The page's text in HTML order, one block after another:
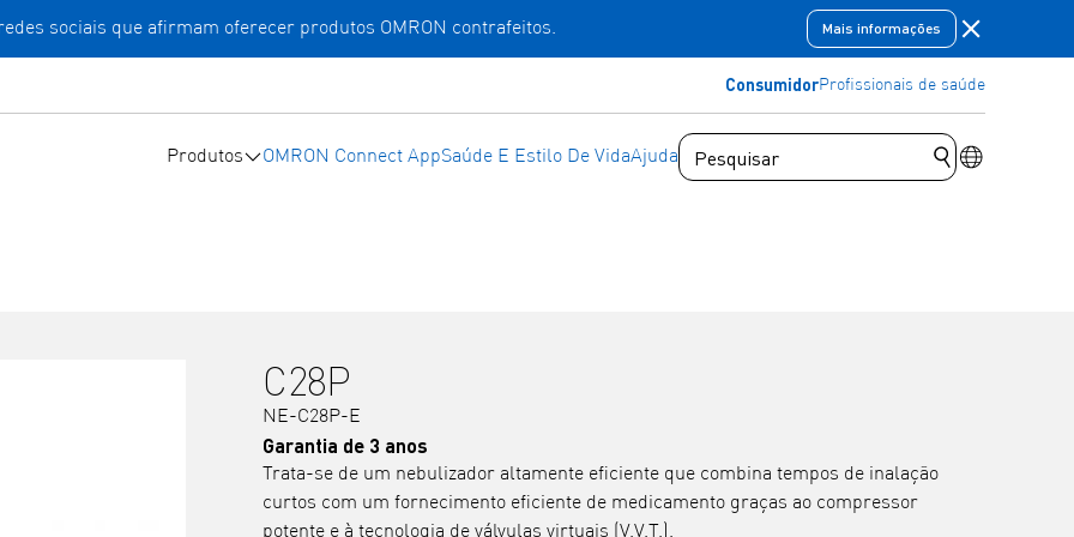
sociais que afirmam oferecer produtos OMRON contrafeitos. Mais informações Fechar a
ConsumidorProfissionais de saúde
Produtos OMRON Connect AppSaúde E Estilo De VidaAjuda
Enviar
Comutador
C28P
NE-C28P-E
Garantia de 3 anos
Trata-se de um nebulizador altamente eficiente que combina tempos de inalação
curtos com um fornecimento eficiente de medicamento graças ao compressor
potente e à tecnologia de válvulas virtuais (V.V.T.).